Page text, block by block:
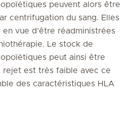
peuvent alors être
centrifugation du sang. Elles
vue d’être réadministrées
Le stock de
peut ainsi être
rejet est très faible avec ce
des caractéristiques HLA